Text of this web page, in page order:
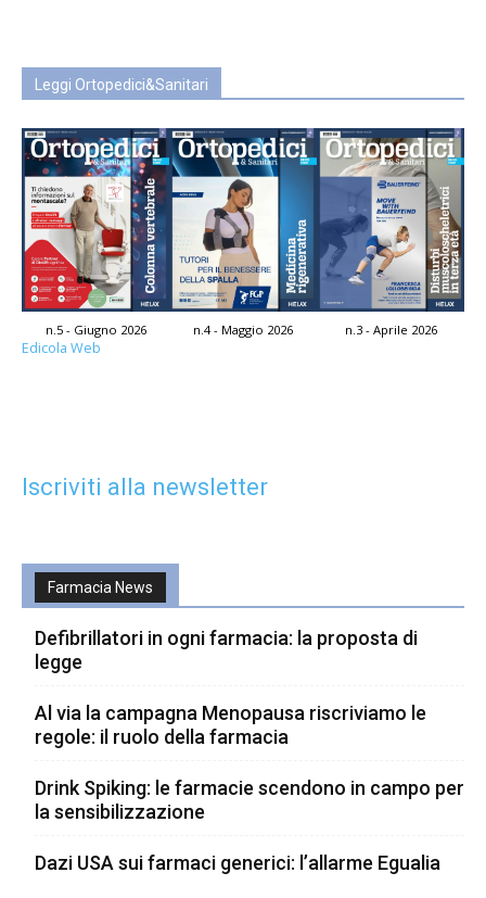
Leggi Ortopedici&Sanitari
n.5 - Giugno 2026 n.4 - Maggio 2026 n.3 - Aprile 2026
Edicola Web
Iscriviti alla newsletter
Farmacia News
Defibrillatori in ogni farmacia: la proposta di
legge
Al via la campagna Menopausa riscriviamo le
regole: il ruolo della farmacia
Drink Spiking: le farmacie scendono in campo per
la sensibilizzazione
Dazi USA sui farmaci generici: l’allarme Egualia